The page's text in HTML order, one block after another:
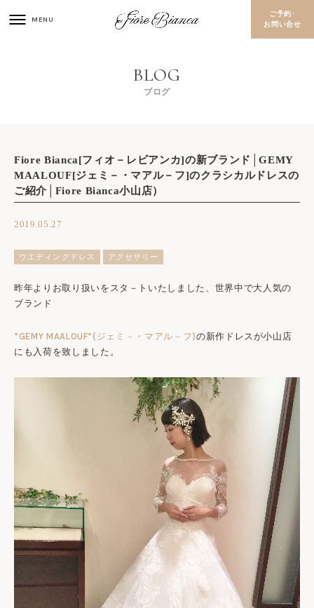
ご予約･
お問い合せ
ブログ
Fiore Bianca[フィオ－レビアンカ]の新ブランド│GEMY
MAALOUF[ジェミ－・マアル－フ]のクラシカルドレスの
ご紹介│Fiore Bianca小山店）
2019.05.27
ウエディングドレス アクセサリー
昨年よりお取り扱いをスタ－トいたしました、世界中で大人気の
ブランド
“GEMY MAALOUF”(ジェミ－・マアル－フ)の新作ドレスが小山店
にも入荷を致しました。